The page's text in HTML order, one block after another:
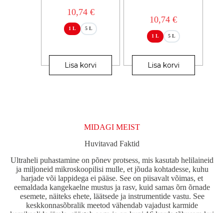
10,74 €
1 L 5 L
Lisa korvi
tootel
on
tootelehel.
10,74€
1 L 5 L
Lisa korvi
tootel
on
MIDAGI MEIST
Huvitavad Faktid
Ultraheli puhastamine on põnev protsess, mis kasutab helilaineid
ja miljoneid mikroskoopilisi mulle, et jõuda kohtadesse, kuhu
harjade või lappidega ei pääse. See on piisavalt võimas, et
eemaldada kangekaelne mustus ja rasv, kuid samas õrn õrnade
esemete, näiteks ehete, läätsede ja instrumentide vastu. See
keskkonnasõbralik meetod vähendab vajadust karmide